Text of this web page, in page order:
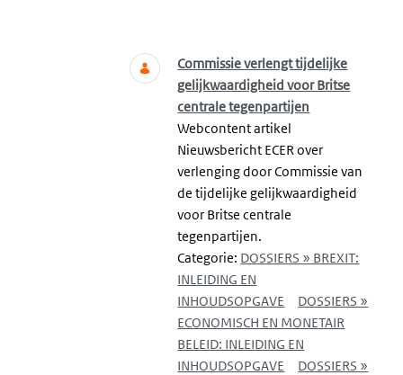
Commissie verlengt tijdelijke
gelijkwaardigheid voor Britse
centrale tegenpartijen
Webcontent artikel
Nieuwsbericht ECER over
verlenging door Commissie van
de tijdelijke gelijkwaardigheid
voor Britse centrale
tegenpartijen.
Categorie: DOSSIERS » BREXIT:
INLEIDING EN
INHOUDSOPGAVE
DOSSIERS »
ECONOMISCH EN MONETAIR
BELEID: INLEIDING EN
INHOUDSOPGAVE
DOSSIERS »